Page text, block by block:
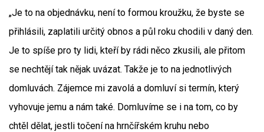
„Je to na objednávku, není to formou kroužku, že byste se
přihlásili, zaplatili určitý obnos a půl roku chodili v daný den.
Je to spíše pro ty lidi, kteří by rádi něco zkusili, ale přitom
se nechtějí tak nějak uvázat. Takže je to na jednotlivých
domluvách. Zájemce mi zavolá a domluví si termín, který
vyhovuje jemu a nám také. Domluvíme se i na tom, co by
chtěl dělat, jestli točení na hrnčířském kruhu nebo